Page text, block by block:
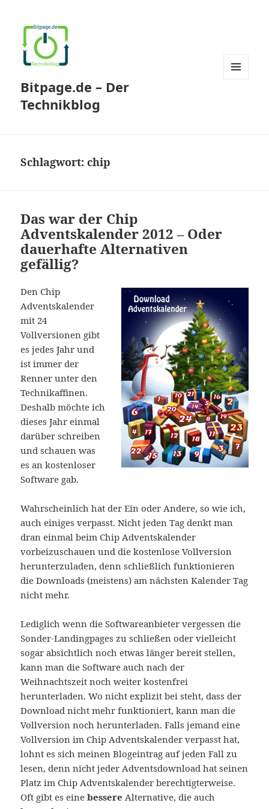
Bitpage.de – Der
Technikblog
Schlagwort:chip
Das war der Chip
Adventskalender 2012 – Oder
dauerhafte Alternativen
gefällig?
Den Chip
Adventskalender
mit 24
Vollversionen gibt
es jedes Jahr und
ist immer der
Renner unter den
Technikaffinen.
Deshalb möchte ich
dieses Jahr einmal
darüber schreiben
und schauen was
es an kostenloser
Software gab.
Wahrscheinlich hat der Ein oder Andere, so wie ich,
auch einiges verpasst. Nicht jeden Tag denkt man
dran einmal beim Chip Adventskalender
vorbeizuschauen und die kostenlose Vollversion
herunterzuladen, denn schließlich funktionieren
die Downloads (meistens) am nächsten Kalender Tag
nicht mehr.
Lediglich wenn die Softwareanbieter vergessen die
Sonder-Landingpages zu schließen oder vielleicht
sogar absichtlich noch etwas länger bereit stellen,
kann man die Software auch nach der
Weihnachtszeit noch weiter kostenfrei
herunterladen. Wo nicht explizit bei steht, dass der
Download nicht mehr funktioniert, kann man die
Vollversion noch herunterladen. Falls jemand eine
Vollversion im Chip Adventskalender verpasst hat,
lohnt es sich meinen Blogeintrag auf jeden Fall zu
lesen, denn nicht jeder Adventsdownload hat seinen
Platz im Chip Adventskalender berechtigterweise.
Oft gibt es einebessere Alternative, die auch